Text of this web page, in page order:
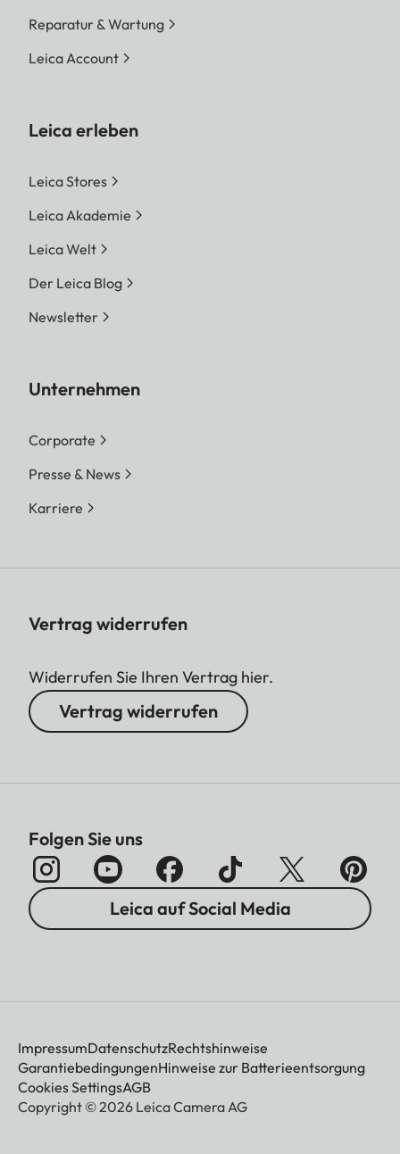
Reparatur & Wartung
Leica Account
Leica erleben
Leica Stores
Leica Akademie
Leica Welt
Der Leica Blog
Newsletter
Unternehmen
Corporate
Presse & News
Karriere
Vertrag widerrufen
Widerrufen Sie Ihren Vertrag hier.
Vertrag widerrufen
Folgen Sie uns
Leica auf Social Media
ImpressumDatenschutzRechtshinweise
GarantiebedingungenHinweise zur Batterieentsorgung
Cookies SettingsAGB
Copyright © 2026 Leica Camera AG